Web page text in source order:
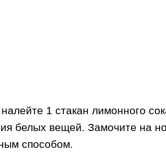
1 стакан лимонного
белых вещей. Замочите на
способом.